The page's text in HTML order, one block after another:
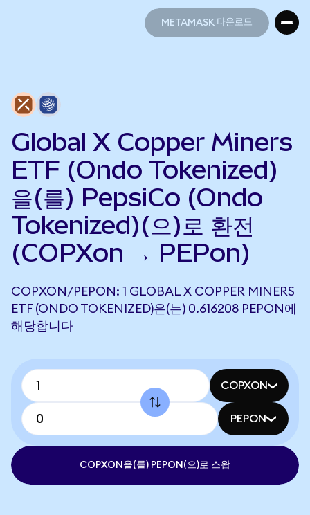
METAMASK 다운로드
Global X Copper Miners
ETF (Ondo Tokenized)
을(를) PepsiCo (Ondo
Tokenized)(으)로 환전
(COPXon → PEPon)
COPXON/PEPON: 1 GLOBAL X COPPER MINERS
ETF (ONDO TOKENIZED)은(는) 0.616208 PEPON에
해당합니다
COPXON
PEPON
COPXON을(를) PEPON(으)로 스왑